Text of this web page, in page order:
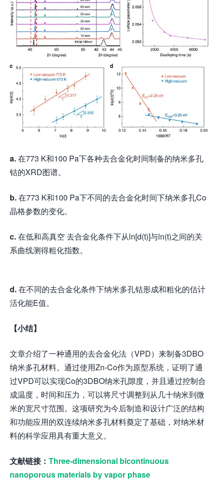
a.在773 K和100 Pa下各种去合金化时间制备的纳米多孔
钴的XRD图谱。
b.在773 K和100 Pa下不同的去合金化时间下纳米多孔Co
晶格参数的变化。
c.在低和高真空 去合金化条件下从ln[d(t)]与ln(t)之间的关
系曲线测得粗化指数。
d.在不同的去合金化条件下纳米多孔钴形成和粗化的估计
活化能E值。
【小结】
文章介绍了一种通用的去合金化法（VPD）来制备3DBO
纳米多孔材料。通过使用Zn-Co作为原型系统，证明了通
过VPD可以实现Co的3DBO纳米孔隙度，并且通过控制合
成温度，时间和压力，可以将尺寸调整到从几十纳米到微
米的宽尺寸范围。这项研究为今后制造和设计广泛的结构
和功能应用的双连续纳米多孔材料奠定了基础，对纳米材
料的科学应用具有重大意义。
文献链接： Three-dimensional bicontinuous
nanoporous materials by vapor phase